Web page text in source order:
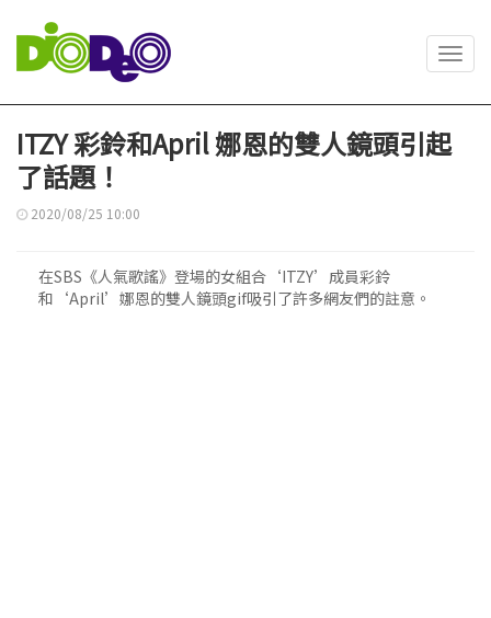
ITZY 彩鈴和April 娜恩的雙人鏡頭引起
了話題！
2020/08/25 10:00
在SBS《人氣歌謠》登場的女組合‘ITZY’成員彩鈴
和‘April’娜恩的雙人鏡頭gif吸引了許多網友們的註意。